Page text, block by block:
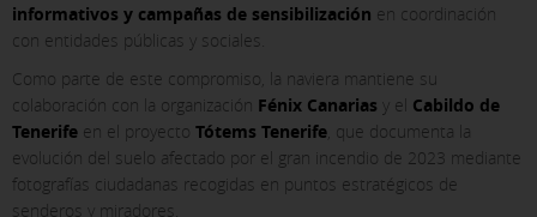
informativos y campañas de sensibilización en coordinación
con entidades públicas y sociales.
Como parte de este compromiso, la naviera mantiene su
colaboración con la organización Fénix Canarias y el Cabildo de
Tenerife en el proyecto Tótems Tenerife, que documenta la
evolución del suelo afectado por el gran incendio de 2023 mediante
fotografías ciudadanas recogidas en puntos estratégicos de
senderos y miradores.